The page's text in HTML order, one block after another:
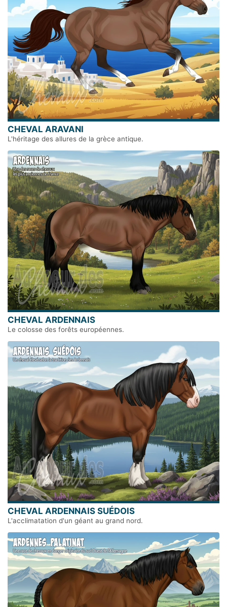
CHEVAL ARAVANI
L'héritage des allures de la grèce antique.
CHEVAL ARDENNAIS
Le colosse des forêts européennes.
CHEVAL ARDENNAIS SUÉDOIS
L'acclimatation d'un géant au grand nord.